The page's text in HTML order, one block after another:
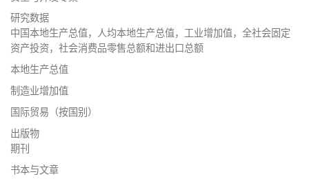
研究数据
中国本地生产总值，人均本地生产总值，工业增加值，全社会固定
资产投资，社会消费品零售总额和进出口总额
本地生产总值
制造业增加值
国际贸易（按国别）
出版物
期刊
书本与文章